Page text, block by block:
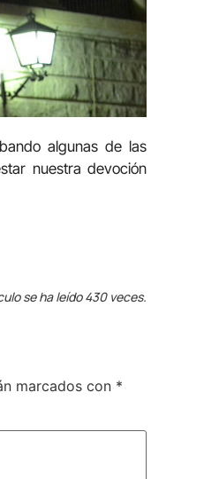
algunas de las
nuestra devoción
se ha leído 430 veces.
marcados con *